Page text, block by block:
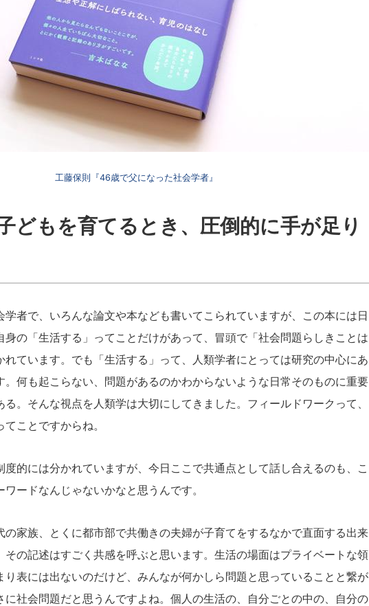
工藤保則『46歳で父になった社会学者』
どもを育てるとき、圧倒的に手が足り
者で、いろんな論文や本なども書いてこられていますが、この本には日
身の「生活する」ってことだけがあって、冒頭で「社会問題らしきことは
れています。でも「生活する」って、人類学者にとっては研究の中心にあ
。何も起こらない、問題があるのかわからないような日常そのものに重要
。そんな視点を人類学は大切にしてきました。フィールドワークって、
ことですからね。
的には分かれていますが、今日ここで共通点として話し合えるのも、こ
ードなんじゃないかなと思うんです。
家族、とくに都市部で共働きの夫婦が子育てをするなかで直面する出来
その記述はすごく共感を呼ぶと思います。生活の場面はプライベートな領
り表には出ないのだけど、みんなが何かしら問題と思っていることと繋が
に社会問題だと思うんですよね。個人の生活の、自分ごとの中の、自分の